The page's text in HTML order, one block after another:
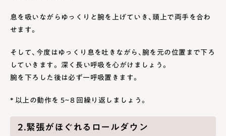
息を吸いながらゆっくりと腕を上げていき、頭上で両手を合わ
せます。
そして、今度はゆっくり息を吐きながら、腕を元の位置まで下ろ
していきます。 深く長い呼吸を心がけましょう。
腕を下ろした後は必ず一呼吸置きます。
* 以上の動作を 5~8 回繰り返しましょう。
2.緊張がほぐれるロールダウン